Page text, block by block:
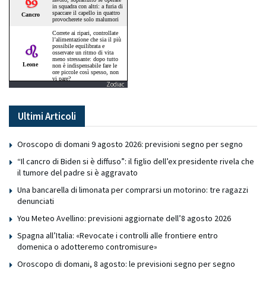
Zodiac
Ultimi Articoli
Oroscopo di domani 9 agosto 2026: previsioni segno per segno
“Il cancro di Biden si è diffuso”: il figlio dell’ex presidente rivela che
il tumore del padre si è aggravato
Una bancarella di limonata per comprarsi un motorino: tre ragazzi
denunciati
You Meteo Avellino: previsioni aggiornate dell’8 agosto 2026
Spagna all’Italia: «Revocate i controlli alle frontiere entro
domenica o adotteremo contromisure»
Oroscopo di domani, 8 agosto: le previsioni segno per segno